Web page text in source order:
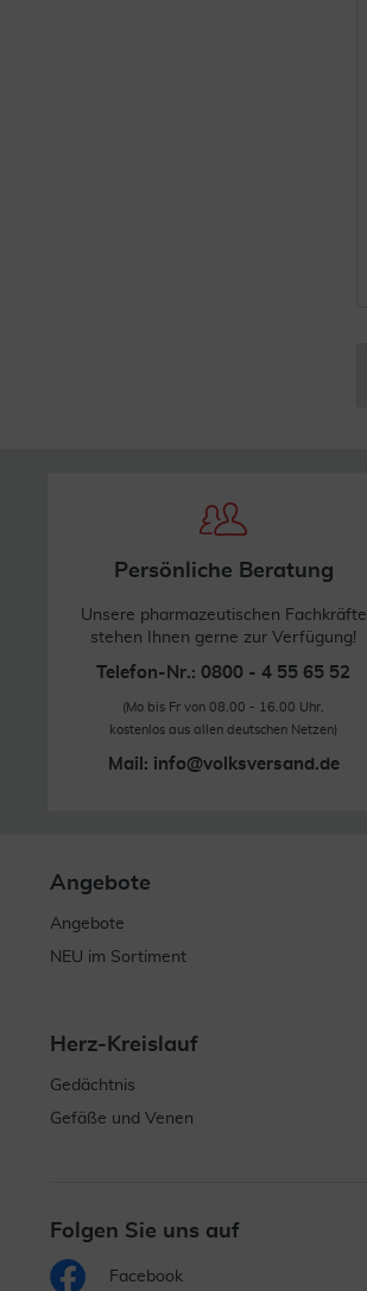
Persönliche Beratung
Unsere pharmazeutischen Fachkräfte
stehen Ihnen gerne zur Verfügung!
Telefon-Nr.: 0800 - 4 55 65 52
(Mo bis Fr von 08.00 - 16.00 Uhr,
kostenlos aus allen deutschen Netzen)
Mail: info@volksversand.de
Angebote
Angebote
NEU im Sortiment
Herz-Kreislauf
Gedächtnis
Gefäße und Venen
Folgen Sie uns auf
Facebook